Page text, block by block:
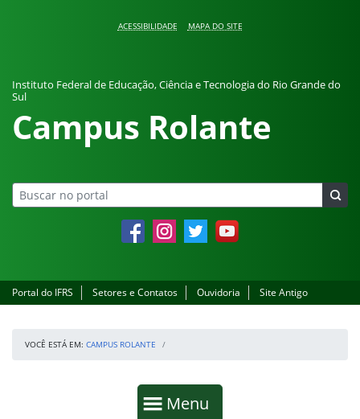
ACESSIBILIDADE MAPA DO SITE
Instituto Federal de Educação, Ciência e Tecnologia do Rio Grande do
Sul
Campus Rolante
FacebookInstagramTwitter YouTube
Portal do IFRS Setores e Contatos Ouvidoria Site Antigo
VOCÊ ESTÁ EM: CAMPUS ROLANTE
Mostrar
Menu